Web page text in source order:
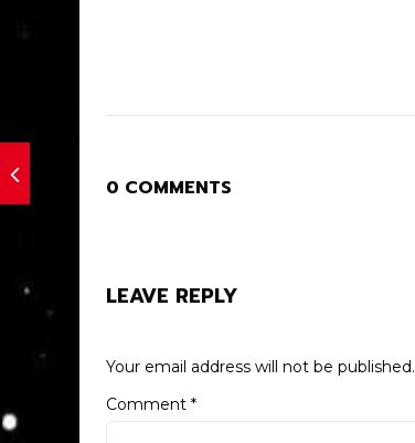
0 COMMENTS
LEAVE REPLY
Your email address will not be published.
Comment *